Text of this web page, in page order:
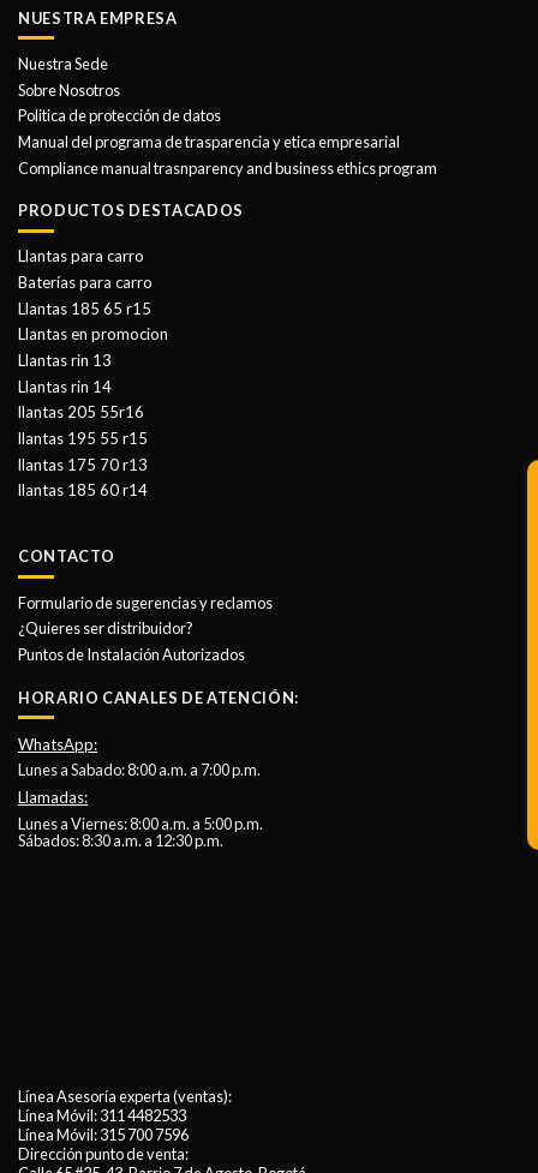
NUESTRA EMPRESA
Nuestra Sede
Sobre Nosotros
Politica de protección de datos
Manual del programa de trasparencia y etica empresarial
Compliance manual trasnparency and business ethics program
PRODUCTOS DESTACADOS
Llantas para carro
Baterías para carro
Llantas 185 65 r15
Llantas en promocion
Llantas rin 13
Llantas rin 14
llantas 205 55r16
llantas 195 55 r15
llantas 175 70 r13
llantas 185 60 r14
CONTACTO
Formulario de sugerencias y reclamos
¿Quieres ser distribuidor?
Puntos de Instalación Autorizados
HORARIO CANALES DE ATENCIÓN:
WhatsApp:
Lunes a Sabado: 8:00 a.m. a 7:00 p.m.
Llamadas:
Lunes a Viernes: 8:00 a.m. a 5:00 p.m.
Sábados: 8:30 a.m. a 12:30 p.m.
Línea Asesoría experta (ventas):
Línea Móvil:311 4482533
Línea Móvil:315 700 7596
Dirección punto de venta: